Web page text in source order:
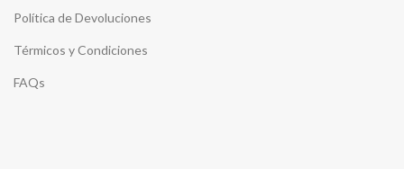
Política de Devoluciones
Térmicos y Condiciones
FAQs